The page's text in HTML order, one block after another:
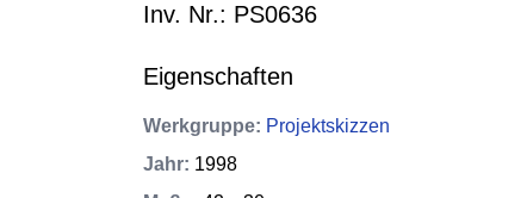
Inv. Nr.: PS0636
Eigenschaften
Werkgruppe: Projektskizzen
Jahr: 1998